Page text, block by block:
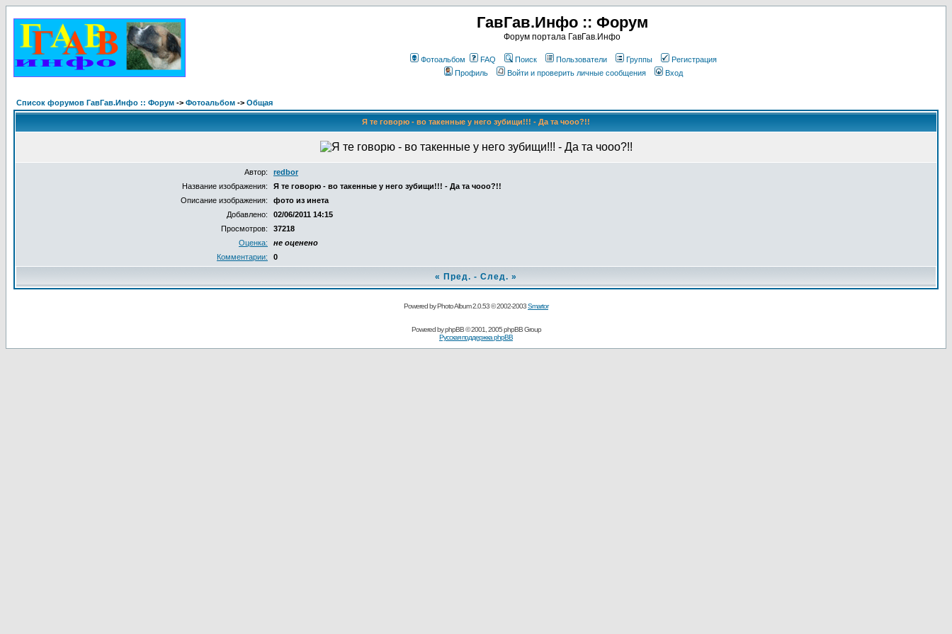
ГавГав.Инфо :: Форум
Форум портала ГавГав.Инфо
Фотоальбом FAQ Поиск Пользователи Группы
Регистрация
Профиль
Войти и проверить личные сообщения Вход
Список форумов ГавГав.Инфо :: Форум -> Фотоальбом -> Общая
Я те говорю - во такенные у него зубищи!!! - Да та чооо?!!
Автор:
redbor
Название изображения:
Я те говорю - во такенные у него зубищи!!! - Да та чооо?!!
Описание изображения:
фото из инета
Добавлено:
02/06/2011 14:15
Просмотров:
37218
Оценка:
не оценено
Комментарии:
0
« Пред. - След. »
Powered by Photo Album 2.0.53 © 2002-2003Smartor
Powered byphpBB© 2001, 2005 phpBB Group
Русская поддержка phpBB